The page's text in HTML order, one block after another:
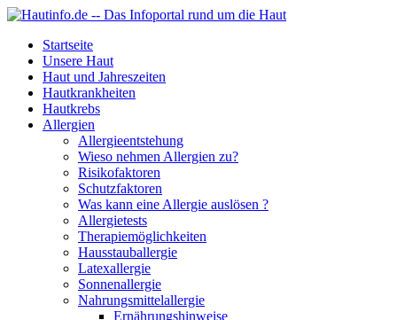
Startseite
Unsere Haut
Haut und Jahreszeiten
Hautkrankheiten
Hautkrebs
Allergien
Allergieentstehung
Wieso nehmen Allergien zu?
Risikofaktoren
Schutzfaktoren
Was kann eine Allergie auslösen ?
Allergietests
Therapiemöglichkeiten
Hausstauballergie
Latexallergie
Sonnenallergie
Nahrungsmittelallergie
Ernährungshinweise